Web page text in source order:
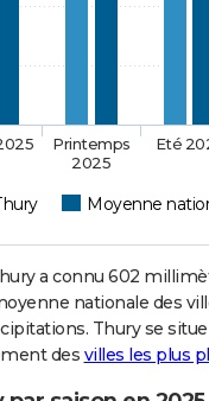
Moyenne
Printemps
2025
Eté
a connu 602
nationale des
Thury se
des villes les plus